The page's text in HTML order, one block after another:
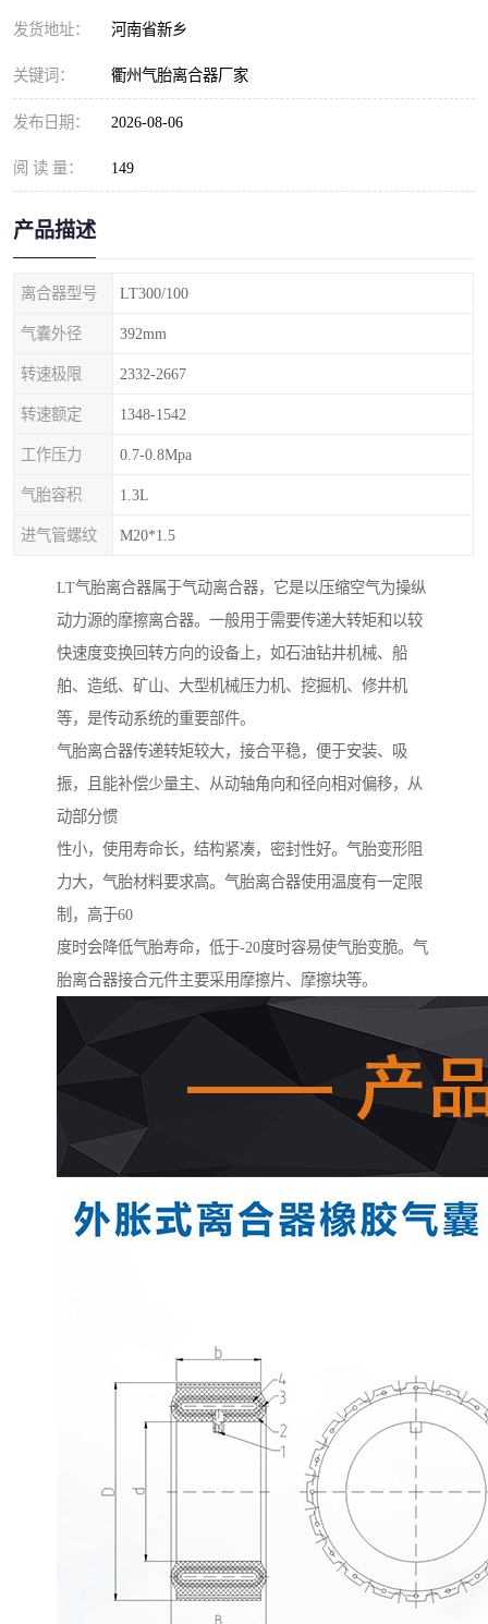
发货地址： 河南省新乡
关键词： 衢州气胎离合器厂家
发布日期： 2026-08-06
阅 读 量： 149
产品描述
离合器型号 LT300/100
气囊外径 392mm
转速极限 2332-2667
转速额定 1348-1542
工作压力 0.7-0.8Mpa
气胎容积 1.3L
进气管螺纹 M20*1.5
LT气胎离合器属于气动离合器，它是以压缩空气为操纵
动力源的摩擦离合器。一般用于需要传递大转矩和以较
快速度变换回转方向的设备上，如石油钻井机械、船
舶、造纸、矿山、大型机械压力机、挖掘机、修井机
等，是传动系统的重要部件。
气胎离合器传递转矩较大，接合平稳，便于安装、吸
振，且能补偿少量主、从动轴角向和径向相对偏移，从
动部分惯
性小，使用寿命长，结构紧凑，密封性好。气胎变形阻
力大，气胎材料要求高。气胎离合器使用温度有一定限
制，高于60
度时会降低气胎寿命，低于-20度时容易使气胎变脆。气
胎离合器接合元件主要采用摩擦片、摩擦块等。